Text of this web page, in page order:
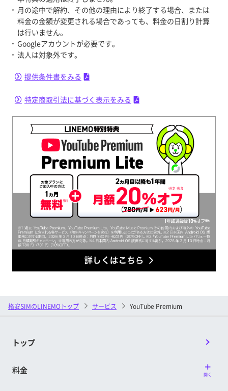
月の途中で解約、その他の理由により終了する場合、または
料金の金額が変更される場合であっても、料金の日割り計算
は行いません。
Googleアカウントが必要です。
法人は対象外です。
提供条件書をみる
特定商取引法に基づく表示をみる
格安SIMのLINEMOトップ サービス YouTube Premium
トップ
料金 開く